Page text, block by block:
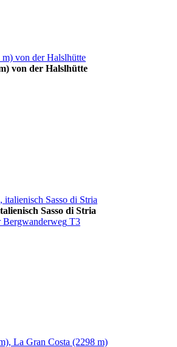
von der Halslhütte
Sasso di Stria
T3